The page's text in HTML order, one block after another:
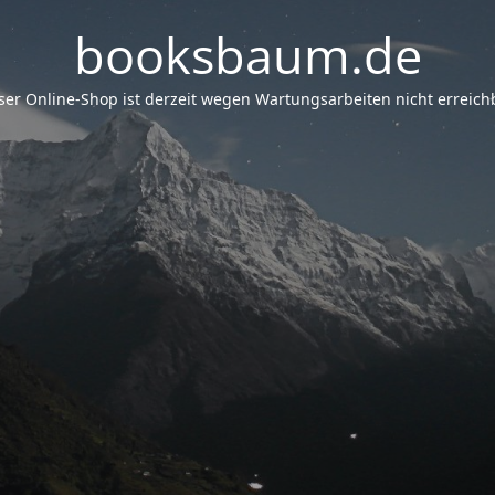
booksbaum.de
Online-Shop ist derzeit wegen Wartungsarbeiten nicht